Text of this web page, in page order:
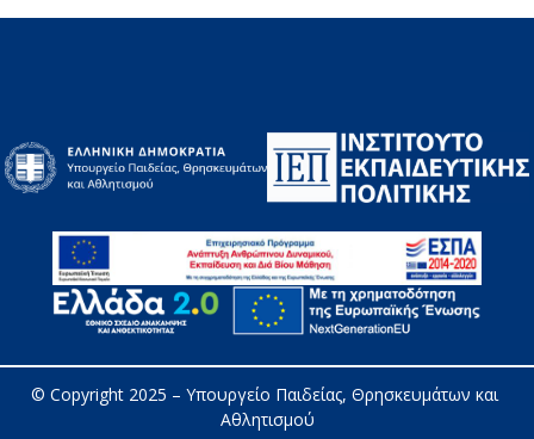
© Copyright 2025 – Υπουργείο Παιδείας, Θρησκευμάτων και
Αθλητισμού